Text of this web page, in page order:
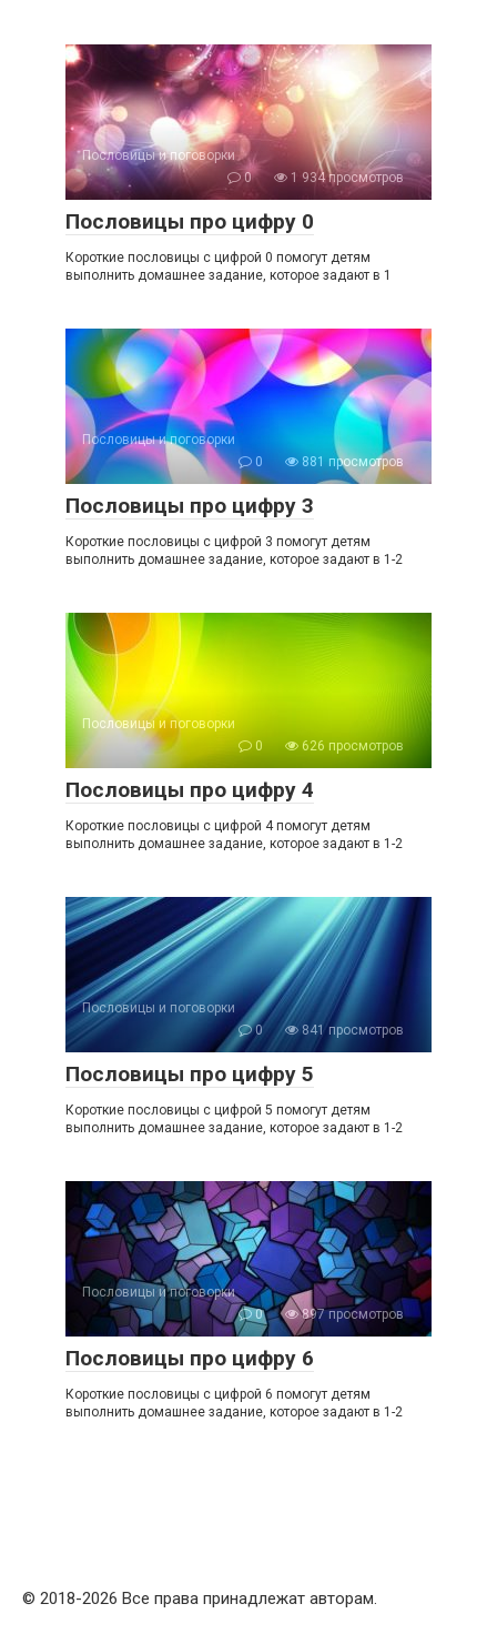
Пословицы и поговорки
0
1 934 просмотров
Пословицы про цифру 0
Короткие пословицы с цифрой 0 помогут детям
выполнить домашнее задание, которое задают в 1
Пословицы и поговорки
0
881 просмотров
Пословицы про цифру 3
Короткие пословицы с цифрой 3 помогут детям
выполнить домашнее задание, которое задают в 1-2
Пословицы и поговорки
0
626 просмотров
Пословицы про цифру 4
Короткие пословицы с цифрой 4 помогут детям
выполнить домашнее задание, которое задают в 1-2
Пословицы и поговорки
0
841 просмотров
Пословицы про цифру 5
Короткие пословицы с цифрой 5 помогут детям
выполнить домашнее задание, которое задают в 1-2
Пословицы и поговорки
0
897 просмотров
Пословицы про цифру 6
Короткие пословицы с цифрой 6 помогут детям
выполнить домашнее задание, которое задают в 1-2
© 2018-2026 Все права принадлежат авторам.